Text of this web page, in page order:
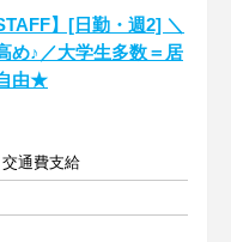
】[日勤・週2] ＼
め♪／大学生多数＝居
由★
通費支給